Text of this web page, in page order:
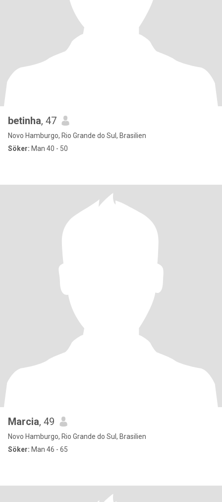
betinha, 47
Novo Hamburgo, Rio Grande do Sul, Brasilien
Söker: Man 40 - 50
Marcia, 49
Novo Hamburgo, Rio Grande do Sul, Brasilien
Söker: Man 46 - 65